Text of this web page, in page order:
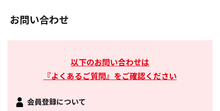
お問い合わせ
以下のお問い合わせは
『よくあるご質問』をご確認ください
会員登録について